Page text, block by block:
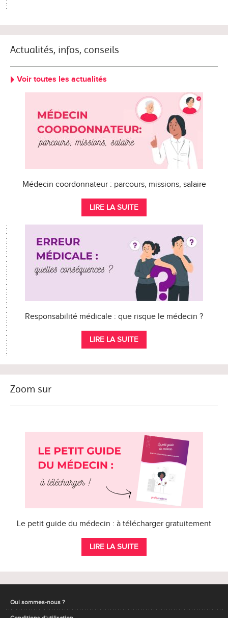
Actualités, infos, conseils
Voir toutes les actualités
Médecin coordonnateur : parcours, missions, salaire
LIRE LA SUITE
Responsabilité médicale : que risque le médecin ?
LIRE LA SUITE
Zoom sur
Le petit guide du médecin : à télécharger gratuitement
LIRE LA SUITE
Qui sommes-nous ?